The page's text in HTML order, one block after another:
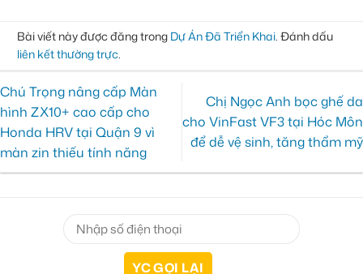
Bài viết này được đăng trong Dự Án Đã Triển Khai. Đánh dấu
liên kết thường trực.
Chú Trọng nâng cấp Màn
hình ZX10+ cao cấp cho
Honda HRV tại Quận 9 vì
màn zin thiếu tính năng
Chị Ngọc Anh bọc ghế da
cho VinFast VF3 tại Hóc Môn
để dễ vệ sinh, tăng thẩm mỹ